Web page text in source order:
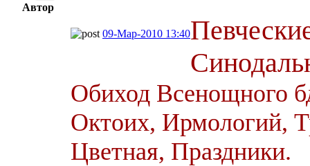
Автор
09-Мар-2010 13:40
Обиход Всенощного
Октоих, Ирмологий,
Цветная, Праздники.